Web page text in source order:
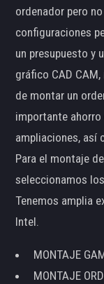
ordenador pero
configuraciones
un presupuesto y
gráfico CAD
de montar un
importante
ampliaciones, así
Para el montaje
seleccionamos
Tenemos amplia
Intel.
MONTAJE
MONTAJE